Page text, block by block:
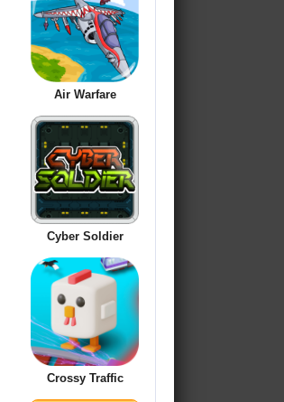
Air Warfare
Cyber Soldier
Crossy Traffic